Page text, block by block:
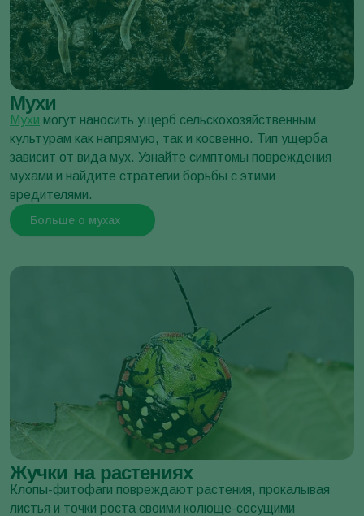
Южноамериканский пальмовый бурильщик
Paysandisia archon
Совка капустная
Mamestra brassicae
Мухи
Мухи могут наносить ущерб сельскохозяйственным
культурам как напрямую, так и косвенно. Тип ущерба
зависит от вида мух. Узнайте симптомы повреждения
мухами и найдите стратегии борьбы с этими
вредителями.
Больше о мухах
Жучки на растениях
Клопы-фитофаги повреждают растения, прокалывая
листья и точки роста своими колюще-сосущими